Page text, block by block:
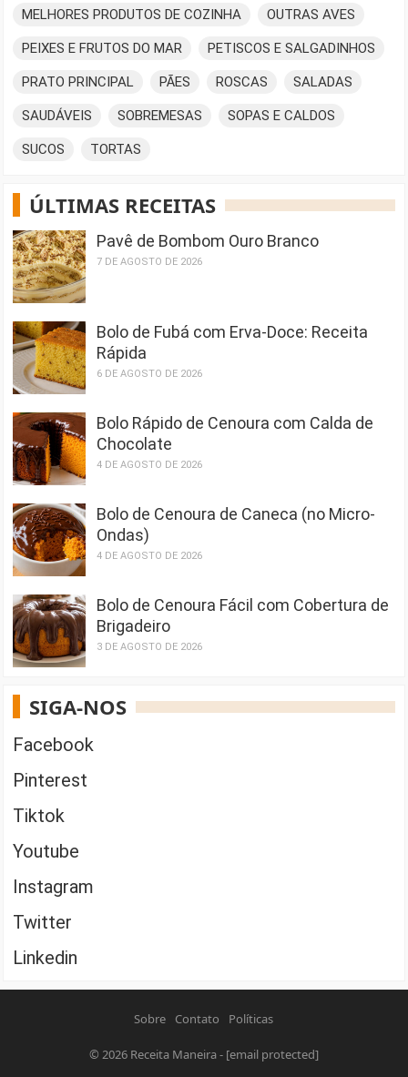
MELHORES PRODUTOS DE COZINHA OUTRAS AVES
PEIXES E FRUTOS DO MAR PETISCOS E SALGADINHOS
PRATO PRINCIPAL PÃES ROSCAS SALADAS
SAUDÁVEIS SOBREMESAS SOPAS E CALDOS
SUCOS TORTAS
ÚLTIMAS RECEITAS
Pavê de Bombom Ouro Branco
7 DE AGOSTO DE 2026
Bolo de Fubá com Erva-Doce: Receita
Rápida
6 DE AGOSTO DE 2026
Bolo Rápido de Cenoura com Calda de
Chocolate
4 DE AGOSTO DE 2026
Bolo de Cenoura de Caneca (no Micro-
Ondas)
4 DE AGOSTO DE 2026
Bolo de Cenoura Fácil com Cobertura de
Brigadeiro
3 DE AGOSTO DE 2026
SIGA-NOS
Facebook
Pinterest
Tiktok
Youtube
Instagram
Twitter
Linkedin
Sobre Contato Políticas
© 2026 Receita Maneira- [email protected]